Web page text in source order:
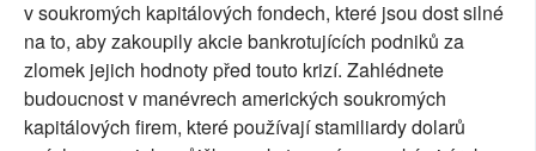
v soukromých kapitálových fondech, které jsou dost silné
na to, aby zakoupily akcie bankrotujících podniků za
zlomek jejich hodnoty před touto krizí. Zahlédnete
budoucnost v manévrech amerických soukromých
kapitálových firem, které používají stamiliardy dolarů